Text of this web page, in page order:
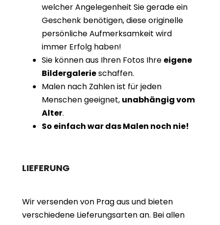
welcher Angelegenheit Sie gerade ein
Geschenk benötigen, diese originelle
persönliche Aufmerksamkeit wird
immer Erfolg haben!
Sie können aus Ihren Fotos Ihre eigene
Bildergalerieschaffen.
Malen nach Zahlen ist für jeden
Menschen geeignet, unabhängig vom
Alter.
So einfach war das Malen noch nie!
LIEFERUNG
Wir versenden von Prag aus und bieten
verschiedene Lieferungsarten an. Bei allen